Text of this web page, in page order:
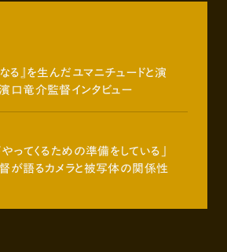
る』を生んだユマニチュードと演
竜介監督インタビュー
ってくるための準備をしている」
語るカメラと被写体の関係性